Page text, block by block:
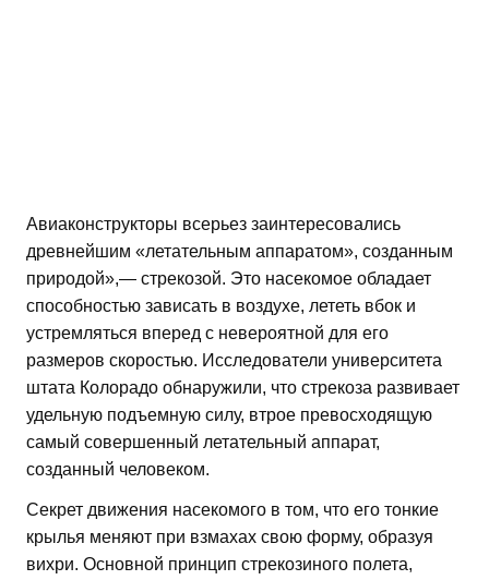
Авиаконструкторы всерьез заинтересовались
древнейшим «летательным аппаратом», созданным
природой»,— стрекозой. Это насекомое обладает
способностью зависать в воздухе, лететь вбок и
устремляться вперед с невероятной для его
размеров скоростью. Исследователи университета
штата Колорадо обнаружили, что стрекоза развивает
удельную подъемную силу, втрое превосходящую
самый совершенный летательный аппарат,
созданный человеком.
Секрет движения насекомого в том, что его тонкие
крылья меняют при взмахах свою форму, образуя
вихри. Основной принцип стрекозиного полета,